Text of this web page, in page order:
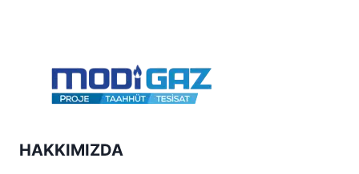
HAKKIMIZDA